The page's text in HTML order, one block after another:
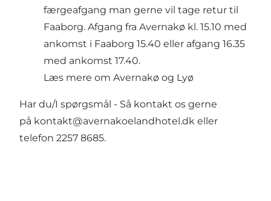
færgeafgang man gerne vil tage retur til
Faaborg. Afgang fra Avernakø kl. 15.10 med
ankomst i Faaborg 15.40 eller afgang 16.35
med ankomst 17.40.
Læs mere om Avernakø og Lyø
Har du/I spørgsmål - Så kontakt os gerne
på kontakt@avernakoelandhotel.dk eller
telefon 2257 8685.